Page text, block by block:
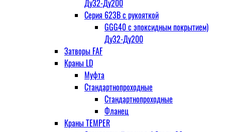
Ду32-Ду200
Серия 623В с рукояткой
GGG40 с эпоксидным покрытием)
Ду32-Ду200
Затворы FAF
Краны LD
Муфта
Стандартнопроходные
Стандартнопроходные
Фланец
Краны TEMPER